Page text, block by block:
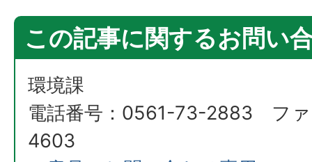
この記事に関するお問い
環境課
電話番号：0561-73-2883 フ
4603